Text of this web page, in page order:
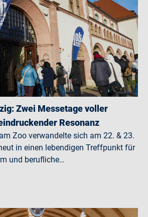
Zwei Messetage voller
Resonanz
Zoo verwandelte sich am 22. & 23.
in einen lebendigen Treffpunkt für
und berufliche…